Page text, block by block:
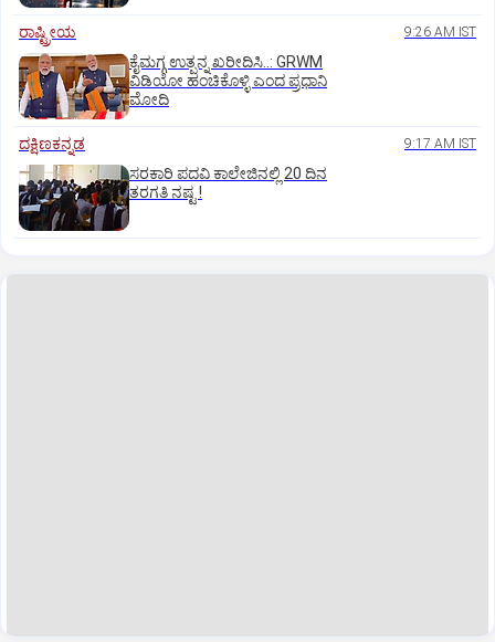
ರಾಷ್ಟ್ರೀಯ 9:26 AM IST
ಕೈಮಗ್ಗ ಉತ್ಪನ್ನ ಖರೀದಿಸಿ..: GRWM
ವಿಡಿಯೋ ಹಂಚಿಕೊಳ್ಳಿ ಎಂದ ಪ್ರಧಾನಿ
ಮೋದಿ
ದಕ್ಷಿಣಕನ್ನಡ 9:17 AM IST
ಸರಕಾರಿ ಪದವಿ ಕಾಲೇಜಿನಲ್ಲಿ 20 ದಿನ
ತರಗತಿ ನಷ್ಟ !